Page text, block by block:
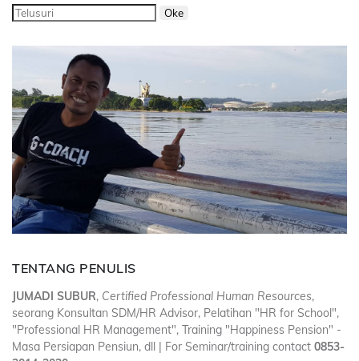
TENTANG PENULIS
JUMADI SUBUR, Certified Professional Human Resources,
seorang Konsultan SDM/HR Advisor, Pelatihan "HR for School",
"Professional HR Management", Training "Happiness Pension" -
Masa Persiapan Pensiun, dll | For Seminar/training contact 0853-